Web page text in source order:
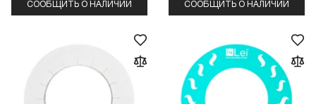
СООБЩИТЬ О НАЛИЧИИ СООБЩИТЬ О НАЛИЧИИ